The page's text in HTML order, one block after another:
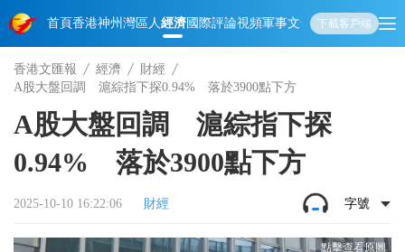
首頁香港神州 灣區人經濟國際評論視頻軍事文化 娛樂生活教育體
下載客戶端
香港文匯報 經濟
財經
A股大盤回調 滬綜指下探0.94% 落於3900點下方
A股大盤回調 滬綜指下探
0.94% 落於3900點下方
2025-10-10 16:22:06 財經 字號